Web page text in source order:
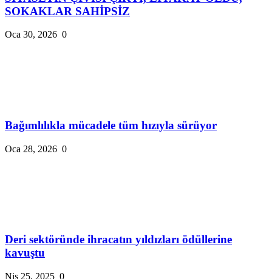
SOKAKLAR SAHİPSİZ
Oca 30, 2026 0
Bağımlılıkla mücadele tüm hızıyla sürüyor
Oca 28, 2026 0
Deri sektöründe ihracatın yıldızları ödüllerine
kavuştu
Nis 25, 2025 0